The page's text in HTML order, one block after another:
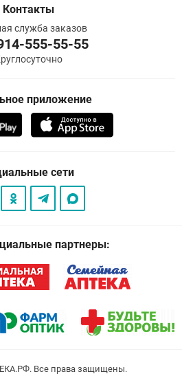
Контакты
служба заказов
555-55-55
приложение
сети
партнеры:
. Все права защищены.